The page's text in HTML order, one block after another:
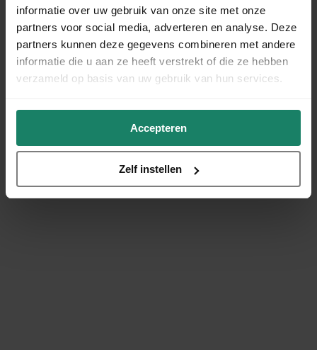
informatie over uw gebruik van onze site met onze
partners voor social media, adverteren en analyse. Deze
partners kunnen deze gegevens combineren met andere
informatie die u aan ze heeft verstrekt of die ze hebben
verzameld op basis van uw gebruik van hun services.
Accepteren
Zelf instellen